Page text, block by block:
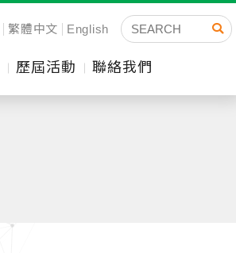
繁體中文 English
歷屆活動 聯絡我們